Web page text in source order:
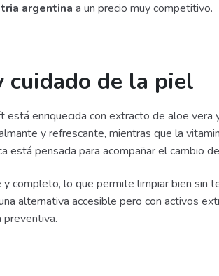
argentina a un precio muy competitivo.
cuidado de la piel
enriquecida con extracto de aloe
y refrescante, mientras que la
está pensada para acompañar el cambio
completo, lo que permite limpiar bien sin
alternativa accesible pero con activos
preventiva.